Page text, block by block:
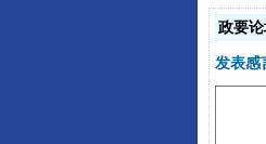
政要
发表感